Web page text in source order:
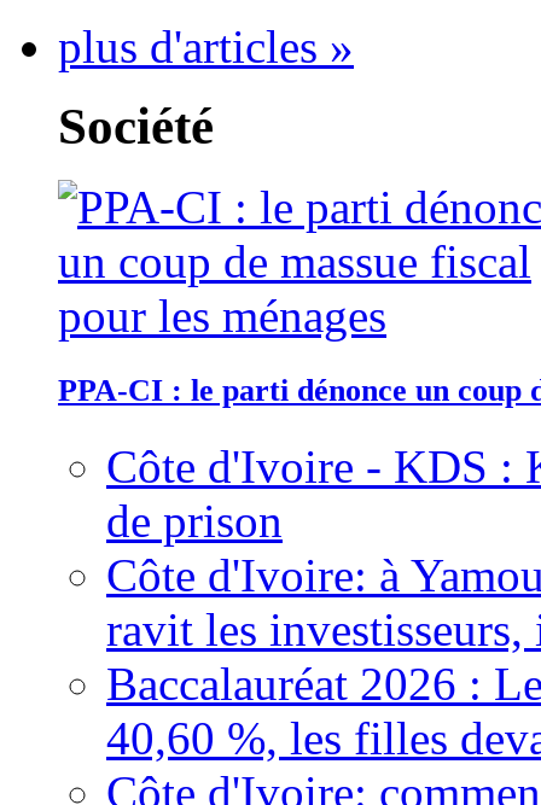
plus d'articles »
Société
PPA-CI : le parti dénonce un coup
Côte d'Ivoire - KDS :
de prison
Côte d'Ivoire: à
ravit les
Baccalauréat 2026 :
40,60 %, les filles
Côte d'Ivoire: